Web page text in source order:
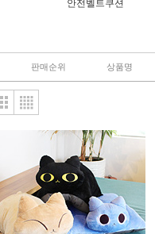
안전벨트쿠션
판매순위 상품명